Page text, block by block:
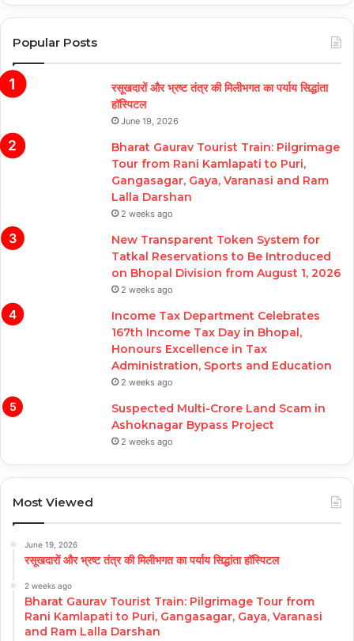
Popular Posts
रसूखदारों और भ्रष्ट तंत्र की मिलीभगत का पर्याय सिद्धांता
हॉस्पिटल
June 19, 2026
Bharat Gaurav Tourist Train: Pilgrimage
Tour from Rani Kamlapati to Puri,
Gangasagar, Gaya, Varanasi and Ram
Lalla Darshan
2 weeks ago
New Transparent Token System for
Tatkal Reservations to Be Introduced
on Bhopal Division from August 1, 2026
2 weeks ago
Income Tax Department Celebrates
167th Income Tax Day in Bhopal,
Honours Excellence in Tax
Administration, Sports and Education
2 weeks ago
Suspected Multi-Crore Land Scam in
Ashoknagar Bypass Project
2 weeks ago
Most Viewed
June 19, 2026
रसूखदारों और भ्रष्ट तंत्र की मिलीभगत का पर्याय सिद्धांता हॉस्पिटल
2 weeks ago
Bharat Gaurav Tourist Train: Pilgrimage Tour from
Rani Kamlapati to Puri, Gangasagar, Gaya, Varanasi
and Ram Lalla Darshan